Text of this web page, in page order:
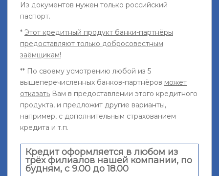
Из документов нужен только российский
паспорт.
* Этот кредитный продукт банки-партнёры
предоставляют только добросовестным
заёмщикам!
** По своему усмотрению любой из 5
вышеперечисленных банков-партнёров может
отказать Вам в предоставлении этого кредитного
продукта, и предложит другие варианты,
например, с дополнительным страхованием
кредита и т.п.
Кредит оформляется в любом из
трёх филиалов нашей компании, по
будням, с 9.00 до 18.00